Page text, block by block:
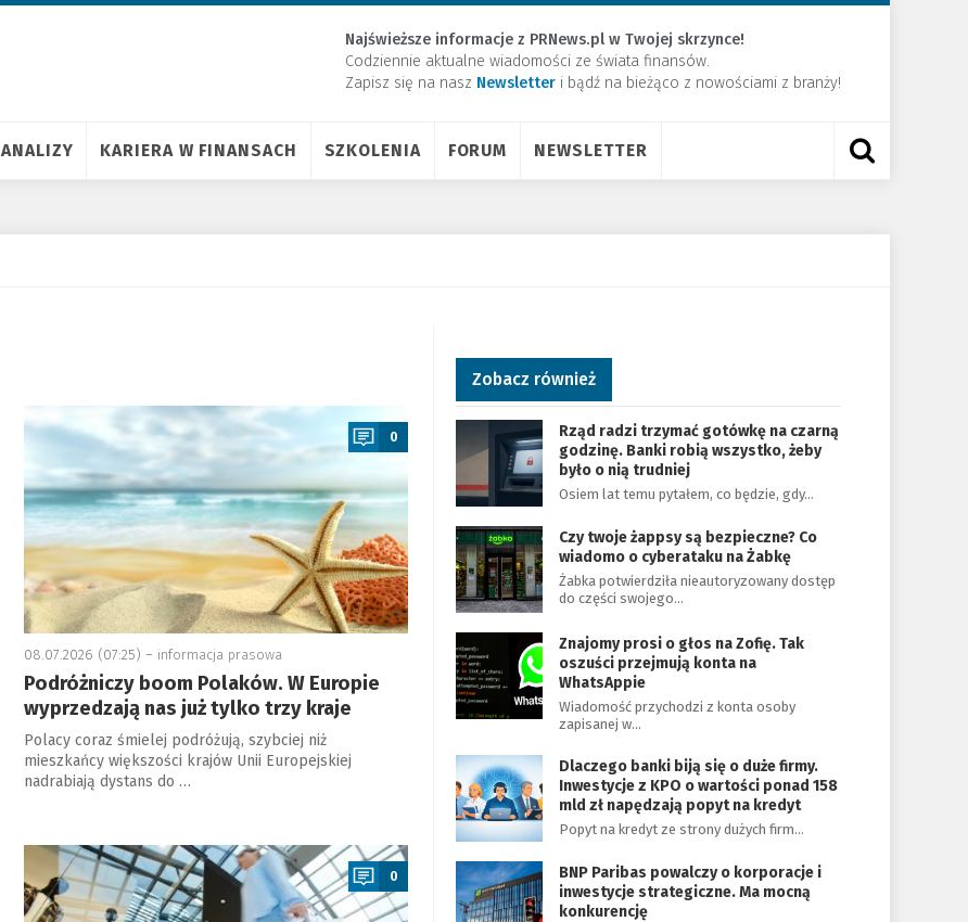
Najświeższe informacje z PRNews.pl w Twojej skrzynce!
Codziennie aktualne wiadomości ze świata finansów.
Zapisz się na nasz Newsletter ​i bądź na bieżąco z nowościami z branży!
ANALIZY KARIERA W FINANSACH SZKOLENIA FORUM NEWSLETTER
0
08.07.2026 (07:25) – informacja prasowa
Podróżniczy boom Polaków. W Europie
wyprzedzają nas już tylko trzy kraje
Polacy coraz śmielej podróżują, szybciej niż
mieszkańcy większości krajów Unii Europejskiej
nadrabiają dystans do …
a
0
Zobacz również
Rząd radzi trzymać gotówkę na czarną
godzinę. Banki robią wszystko, żeby
było o nią trudniej
Osiem lat temu pytałem, co będzie, gdy…
Czy twoje żappsy są bezpieczne? Co
wiadomo o cyberataku na Żabkę
Żabka potwierdziła nieautoryzowany dostęp
do części swojego…
Znajomy prosi o głos na Zofię. Tak
oszuści przejmują konta na
WhatsAppie
Wiadomość przychodzi z konta osoby
zapisanej w…
Dlaczego banki biją się o duże firmy.
Inwestycje z KPO o wartości ponad 158
mld zł napędzają popyt na kredyt
Popyt na kredyt ze strony dużych firm…
BNP Paribas powalczy o korporacje i
inwestycje strategiczne. Ma mocną
konkurencję